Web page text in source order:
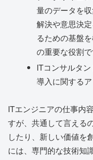
量のデータを
解決や意思決
るための基盤
の重要な役割で
ITコンサルタ
導入に関するア
ITエンジニアの仕事内
すが、共通して言える
したり、新しい価値を
には、専門的な技術知